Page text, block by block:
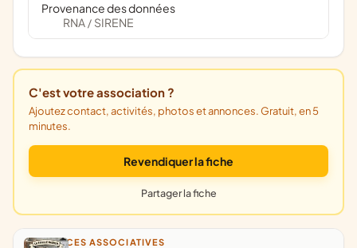
Provenance des données
RNA / SIRENE
C'est votre association ?
Ajoutez contact, activités, photos et annonces. Gratuit, en 5
minutes.
Revendiquer la fiche
Partager la fiche
ANNONCES ASSOCIATIVES